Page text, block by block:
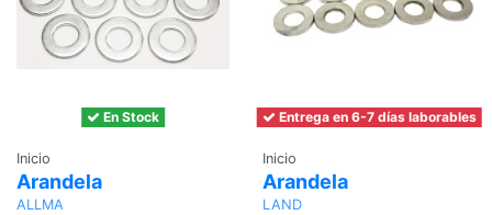
En Stock
Inicio
Arandela
ALLMA
Entrega en 6-7 días laborables
Inicio
Arandela
LAND